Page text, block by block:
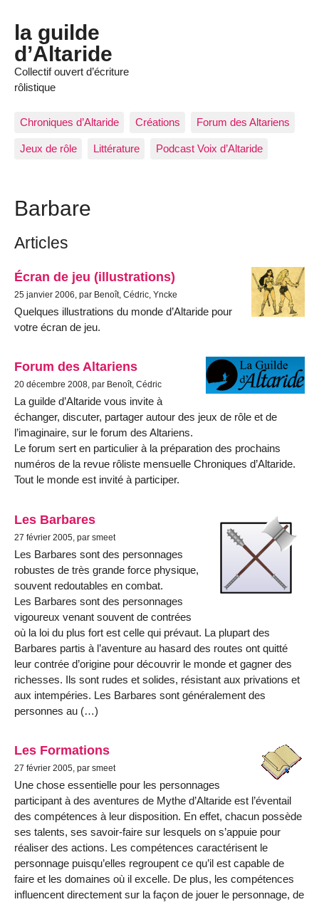
la guilde
d’Altaride
Collectif ouvert d’écriture
rôlistique
Chroniques d’Altaride Créations Forum des Altariens
Jeux de rôle Littérature Podcast Voix d’Altaride
Barbare
Articles
Écran de jeu (illustrations)
25 janvier 2006, par Benoît, Cédric, Yncke
Quelques illustrations du monde d’Altaride pour
votre écran de jeu.
Forum des Altariens
20 décembre 2008, par Benoît, Cédric
La guilde d’Altaride vous invite à
échanger, discuter, partager autour des jeux de rôle et de
l’imaginaire, sur le forum des Altariens.
Le forum sert en particulier à la préparation des prochains
numéros de la revue rôliste mensuelle Chroniques d’Altaride.
Tout le monde est invité à participer.
Les Barbares
27 février 2005, par smeet
Les Barbares sont des personnages
robustes de très grande force physique,
souvent redoutables en combat.
Les Barbares sont des personnages
vigoureux venant souvent de contrées
où la loi du plus fort est celle qui prévaut. La plupart des
Barbares partis à l’aventure au hasard des routes ont quitté
leur contrée d’origine pour découvrir le monde et gagner des
richesses. Ils sont rudes et solides, résistant aux privations et
aux intempéries. Les Barbares sont généralement des
personnes au (…)
Les Formations
27 février 2005, par smeet
Une chose essentielle pour les personnages
participant à des aventures de Mythe d’Altaride est l’éventail
des compétences à leur disposition. En effet, chacun possède
ses talents, ses savoir-faire sur lesquels on s’appuie pour
réaliser des actions. Les compétences caractérisent le
personnage puisqu’elles regroupent ce qu’il est capable de
faire et les domaines où il excelle. De plus, les compétences
influencent directement sur la façon de jouer le personnage, de